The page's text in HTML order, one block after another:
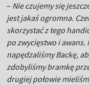
– Nie czujemy się
jest jakaś ogromna.
skorzystać z tego
po zwycięstwo i
napędzaliśmy Backę,
zdobyliśmy bramkę
drugiej połowie